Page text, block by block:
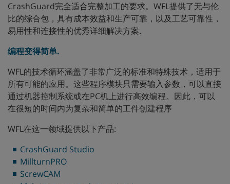
CrashGuard完全适合完整加工的要求。WFL提供了无与伦
比的综合包，具有成本效益和生产可靠，以及工艺可靠性，
易用性和连接性的优秀详细解决方案.
编程变得简单.
WFL的技术循环涵盖了非常广泛的标准和特殊技术，适用于
所有可能的应用。这些程序模块只需要输入参数，可以直接
通过机器控制系统或在PC机上进行高效编程。因此，可以
在很短的时间内为复杂和简单的工件创建程序
WFL在这一领域提供以下产品:
CrashGuard Studio
MillturnPRO
ScrewCAM